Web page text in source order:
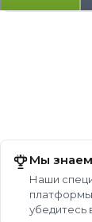
Мы знаем
Наши
платформы
убедитесь